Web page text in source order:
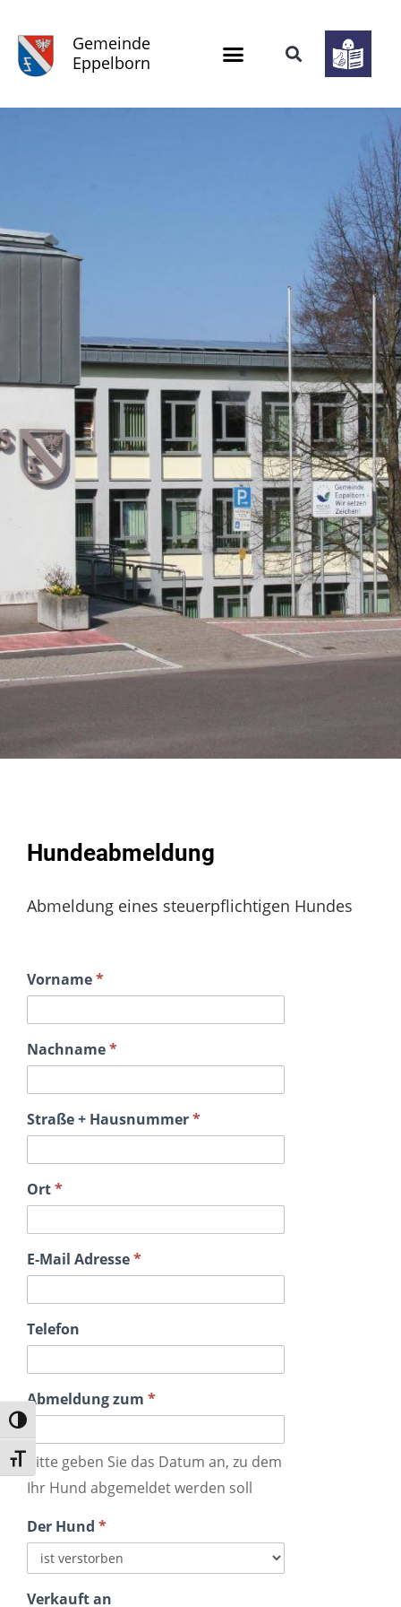
Umschalten auf hohe Kontraste
Schrift vergrößern
Gemeinde
Eppelborn
Hundeabmeldung
Abmeldung eines steuerpflichtigen Hundes
Hundeabmeldung
Vorname*
Nachname*
Straße + Hausnummer*
Ort*
E-Mail Adresse*
Telefon
Abmeldung zum *
Bitte geben Sie das Datum an, zu dem
Ihr Hund abgemeldet werden soll
Der Hund *
Verkauft an